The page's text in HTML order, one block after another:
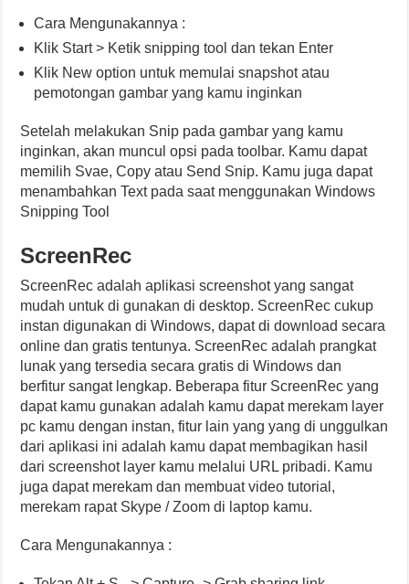
Cara Mengunakannya :
Klik Start > Ketik snipping tool dan tekan Enter
Klik New option untuk memulai snapshot atau
pemotongan gambar yang kamu inginkan
Setelah melakukan Snip pada gambar yang kamu
inginkan, akan muncul opsi pada toolbar. Kamu dapat
memilih Svae, Copy atau Send Snip. Kamu juga dapat
menambahkan Text pada saat menggunakan Windows
Snipping Tool
ScreenRec
ScreenRec adalah aplikasi screenshot yang sangat
mudah untuk di gunakan di desktop. ScreenRec cukup
instan digunakan di Windows, dapat di download secara
online dan gratis tentunya. ScreenRec adalah prangkat
lunak yang tersedia secara gratis di Windows dan
berfitur sangat lengkap. Beberapa fitur ScreenRec yang
dapat kamu gunakan adalah kamu dapat merekam layer
pc kamu dengan instan, fitur lain yang yang di unggulkan
dari aplikasi ini adalah kamu dapat membagikan hasil
dari screenshot layer kamu melalui URL pribadi. Kamu
juga dapat merekam dan membuat video tutorial,
merekam rapat Skype / Zoom di laptop kamu.
Cara Mengunakannya :